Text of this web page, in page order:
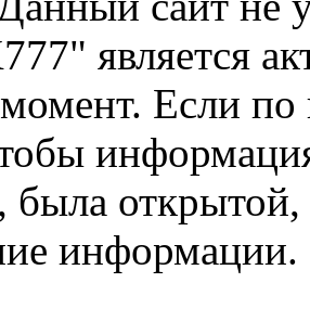
является
Если
была открытой,
информации.